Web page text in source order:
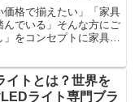
置対応のデザイン
解説！
価格で揃えたい」「家具
でいる」そんな方にご
をコンセプトに家具の
イトとは？世界を
ライト専門ブラ